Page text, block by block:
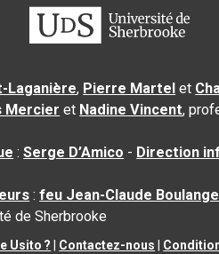
Laganière, Pierre Martel et
Mercier et Nadine Vincent,
:Serge D’Amico - Direction
:feu Jean-Claude
de Sherbrooke
Usito ? Contactez-nous